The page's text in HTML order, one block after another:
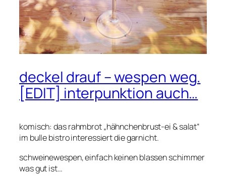
deckel drauf – wespen weg.
[EDIT] interpunktion auch…
komisch: das rahmbrot „hähnchenbrust-ei & salat“
im bulle bistro interessiert die garnicht.
schweinewespen, einfach keinen blassen schimmer
was gut ist…